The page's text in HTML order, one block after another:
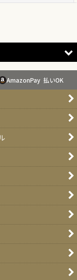
ヘッドクライシ
AmazonPay 払いOK